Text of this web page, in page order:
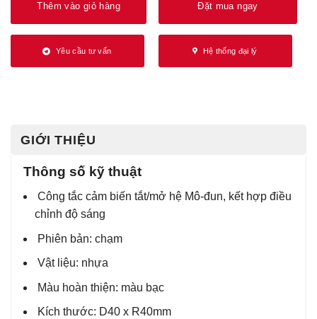
Thêm vào giỏ hàng Đặt mua ngay
Yêu cầu tư vấn Hệ thống đại lý
GIỚI THIỆU
Thông số kỹ thuật
Công tắc cảm biến tắt/mở hệ Mô-đun, kết hợp điều
chỉnh độ sáng
Phiên bản: chạm
Vật liệu: nhựa
Màu hoàn thiện: màu bạc
Kích thước: D40 x R40mm